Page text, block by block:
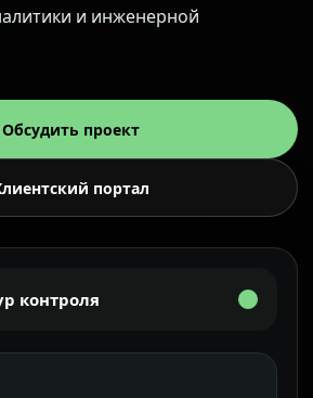
и инженерной
Обсудить проект
портал
контроля